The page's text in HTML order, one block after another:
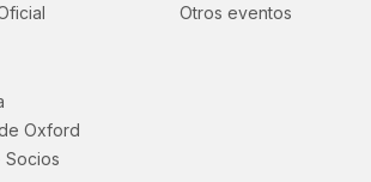
Oxford
Socios
Otros eventos